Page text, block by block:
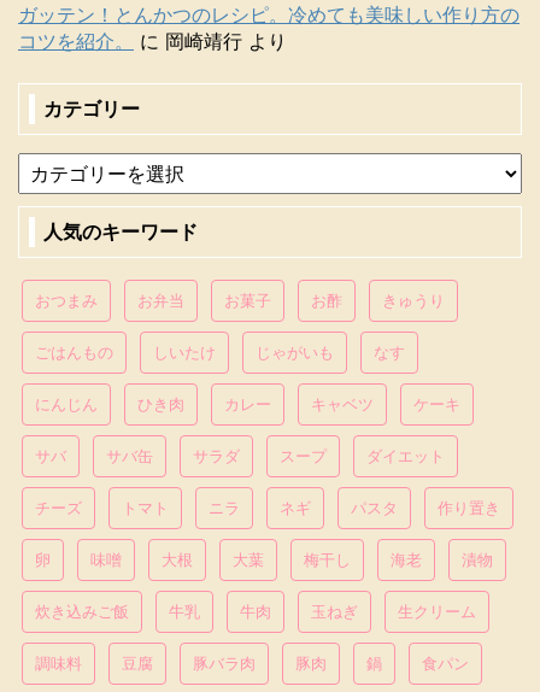
ガッテン！とんかつのレシピ。冷めても美味しい作り方の
コツを紹介。
に 岡崎靖行 より
カテゴリー
人気のキーワード
おつまみ お弁当 お菓子 お酢 きゅうり
ごはんもの しいたけ じゃがいも なす
にんじん ひき肉 カレー キャベツ ケーキ
サバ サバ缶 サラダ スープ ダイエット
チーズ トマト ニラ ネギ パスタ 作り置き
卵 味噌 大根 大葉 梅干し 海老 漬物
炊き込みご飯 牛乳 牛肉 玉ねぎ 生クリーム
調味料 豆腐 豚バラ肉 豚肉 鍋 食パン